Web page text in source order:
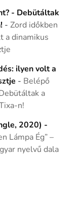
- Debütáltak
-Zord időkben
a dinamikus
ilyen volt a
- Belépő
a
n!
2020) -
Lámpa Ég” –
nyelvű dala